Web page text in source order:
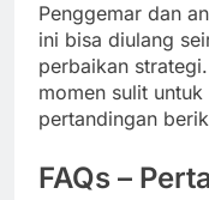
Penggemar dan
ini bisa diulang
perbaikan
momen sulit
pertandingan
FAQs –